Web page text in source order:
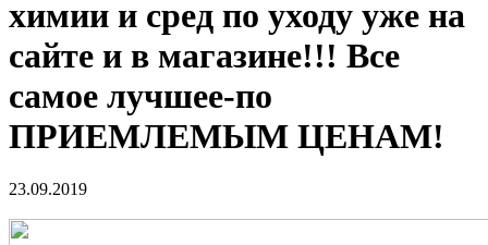
химии и сред по уходу уже на
сайте и в магазине!!! Все
самое лучшее-по
ПРИЕМЛЕМЫМ ЦЕНАМ!
23.09.2019